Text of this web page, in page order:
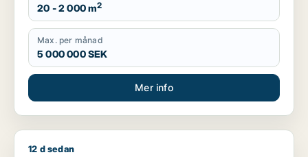
20 - 2 000 m2
Max. per månad
5 000 000 SEK
Mer info
Firaz söker lager till salu i Huddinge, Stockholm Innerstad
12 d sedan